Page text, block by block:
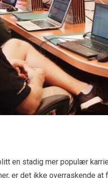
en stadig mer populær
er det ikke overraskende